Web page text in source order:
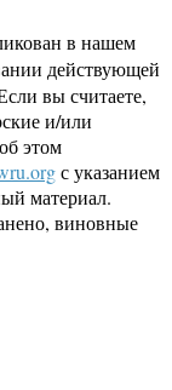
в нашем
действующей
вы считаете,
и/или
этом
с указанием
материал.
виновные